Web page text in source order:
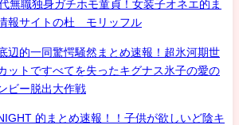
職独身ガチホモ童貞！女装子オネエ的ま
報サイトの杜 モリッフル
辺的一同驚愕騒然まとめ速報！超氷河期世
ットですべてを失ったキグナス氷子の愛の
ビー脱出大作戦
的まとめ速報！！子供が欲しいど陰キ